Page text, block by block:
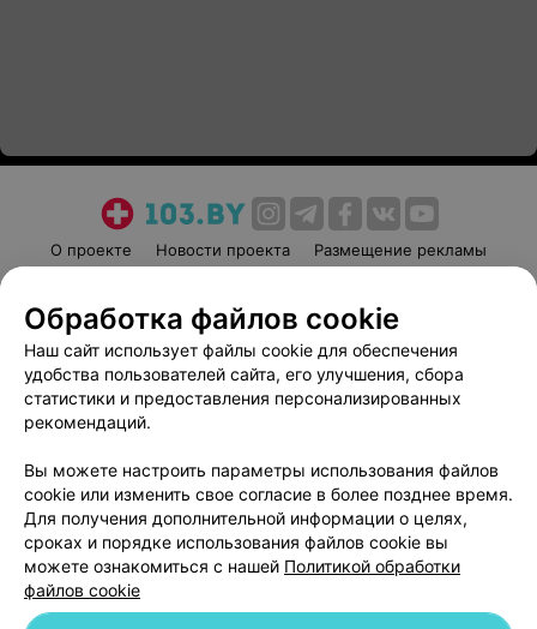
О проекте Новости проекта
Размещение рекламы
Пользовательское соглашение
Способы оплаты
Вакансии
Партнеры
Написать руководителю 103.by
Обработка персональных данных
Обработка файлов cookie
Наш сайт использует файлы cookie для обеспечения
удобства пользователей сайта, его улучшения, сбора
статистики и предоставления персонализированных
рекомендаций.
Вы можете настроить параметры использования файлов
cookie или изменить свое согласие в более позднее время.
Для получения дополнительной информации о целях,
сроках и порядке использования файлов cookie вы
можете ознакомиться с нашей Политикой обработки
файлов cookie